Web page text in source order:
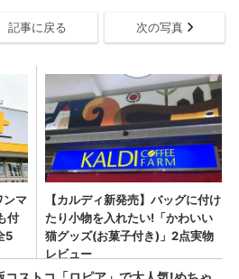
記事に戻る 次の写真